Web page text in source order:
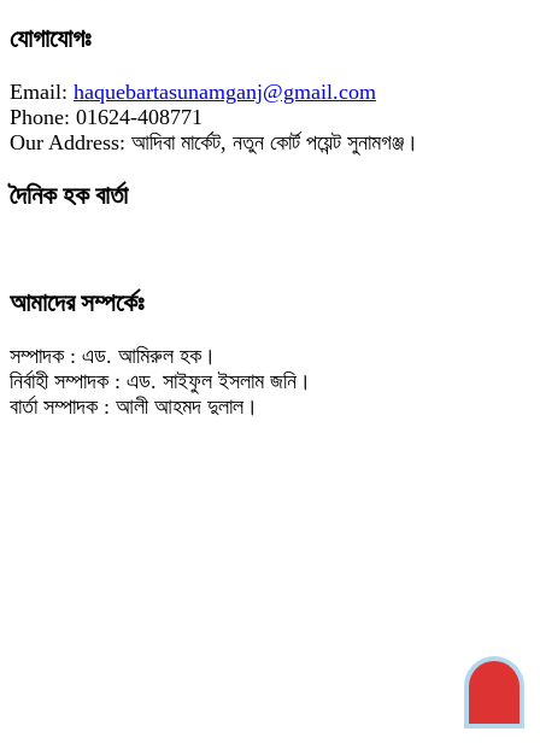
যোগাযোগঃ
Email: haquebartasunamganj@gmail.com
Phone: 01624-408771
Our Address: আদিবা মার্কেট, নতুন কোর্ট পয়েন্ট সুনামগঞ্জ।
দৈনিক হক বার্তা
আমাদের সম্পর্কেঃ
সম্পাদক : এড. আমিরুল হক।
নির্বাহী সম্পাদক : এড. সাইফুল ইসলাম জনি।
বার্তা সম্পাদক : আলী আহমদ দুলাল।